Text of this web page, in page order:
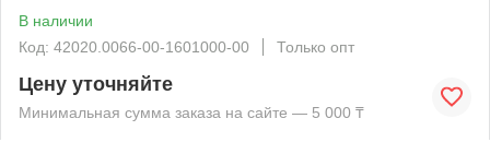
В наличии
Код: 42020.0066-00-1601000-00
Только опт
Цену уточняйте
Минимальная сумма заказа на сайте — 5 000 ₸